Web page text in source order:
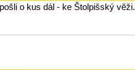
o kus dál - ke Štolpišský věži.